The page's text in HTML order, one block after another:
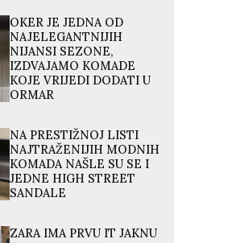
OKER JE JEDNA OD
NAJELEGANTNIJIH
NIJANSI SEZONE,
IZDVAJAMO KOMADE
KOJE VRIJEDI DODATI U
ORMAR
NA PRESTIŽNOJ LISTI
NAJTRAŽENIJIH MODNIH
KOMADA NAŠLE SU SE I
JEDNE HIGH STREET
SANDALE
ZARA IMA PRVU IT JAKNU